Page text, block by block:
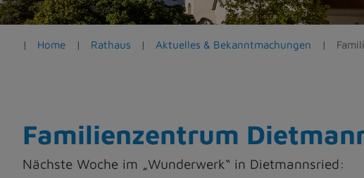
e
n
Home Rathaus Aktuelles & Bekanntmachungen
Familienzentrum
Nächste Woche im „Wunderwerk“ in Dietmannsried: